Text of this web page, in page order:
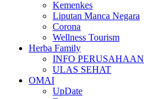
Kemenkes
Liputan Manca Negara
Corona
Wellness Tourism
Herba Family
INFO PERUSAHAAN
ULAS SEHAT
OMAI
UpDate